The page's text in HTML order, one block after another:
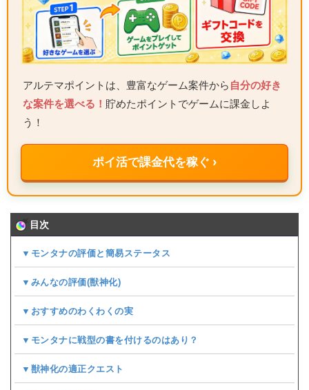
アルテマポイントは、豊富なゲーム案件から 自分の好き
な案件を選べる！ 貯めたポイントでゲームに課金しよ
う！
ポイ活で課金代を稼ぐ ›
目次
▼モンタナの評価と簡易ステータス
▼みんなの評価(獣神化)
▼おすすめのわくわくの実
▼モンタナに戦型の書を付けるのはあり？
▼獣神化の適正クエスト